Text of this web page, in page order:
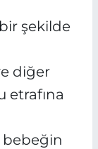
şekilde
diğer
etrafına
bebeğin